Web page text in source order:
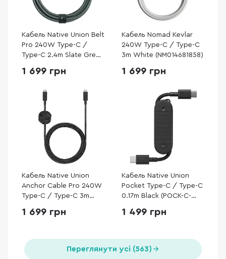
Кабель Native Union Belt
Pro 240W Type-C /
Type-C 2.4m Slate Green
1 699 грн
Кабель Nomad Kevlar
240W Type-C / Type-C
3m White (NM014681858)
1 699 грн
Кабель Native Union
Anchor Cable Pro 240W
Type-C / Type-C 3m
C-COS-NP)
1 699 грн
Кабель Native Union
Pocket Type-C / Type-C
0.17m Black (POCK-C-
1 499 грн
Переглянути усі (563)